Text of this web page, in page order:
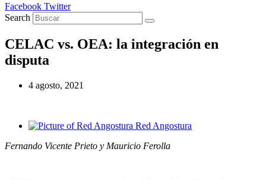
Facebook Twitter
Search
CELAC vs. OEA: la integración en
disputa
4 agosto, 2021
Red Angostura
Fernando Vicente Prieto y Mauricio Ferolla